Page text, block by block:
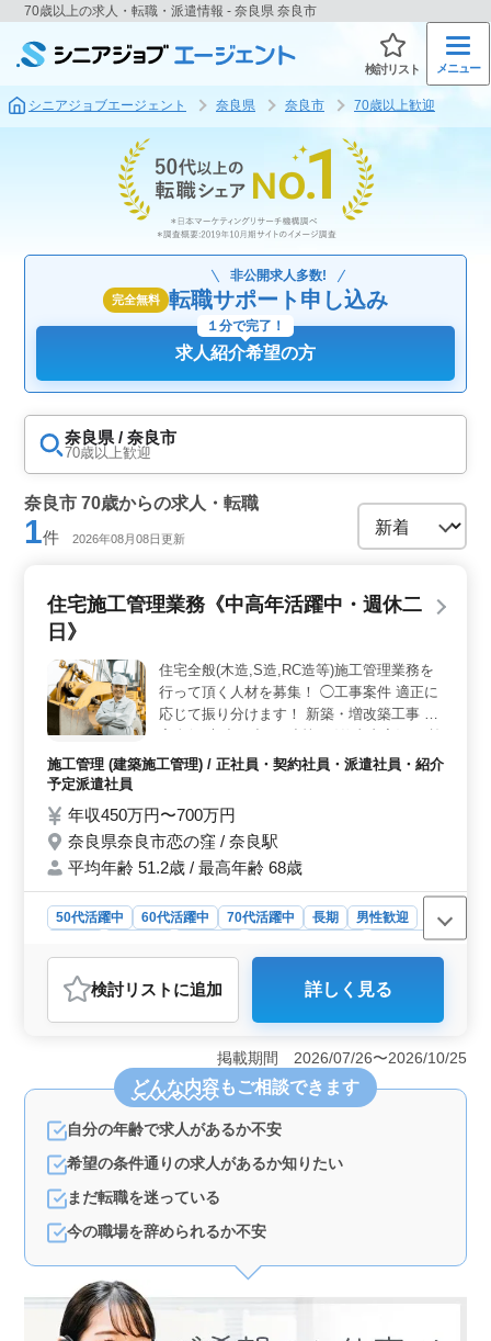
70歳以上の求人・転職・派遣情報 - 奈良県 奈良市
検討リスト メニュー
シニアジョブエージェント 奈良県 奈良市 70歳以上歓迎
完全無料
非公開求人多数!
転職サポート申し込み
求人紹介希望の方
１分で完了！
奈良県 / 奈良市
70歳以上歓迎
奈良市 70歳からの求人・転職
1件 2026年08月08日更新
住宅施工管理業務《中高年活躍中・週休二
日》
住宅全般(木造,S造,RC造等)施工管理業務を
行って頂く人材を募集！ ◯工事案件 適正に
応じて振り分けます！ 新築・増改築工事 住
工管理(品質、安全、工程) ・各種書類作成
打ち合わせ ・その他工事に関する付随業務
基本的に奈良県を中心に就業場所を定めてい
ます。 60代の方も活躍中です。是非ご応募
くださいませ。 ・土日休み。他GWや年末年
始休暇など ・交通費全額支給、マイカー通
勤可能です。
施工管理 (建築施工管理) / 正社員・契約社員・派遣社員・紹介
予定派遣社員
年収450万円〜700万円
奈良県奈良市恋の窪 / 奈良駅
平均年齢 51.2歳 / 最高年齢 68歳
50代活躍中 60代活躍中 70代活躍中 長期
男性歓迎
施工管理
おすすめポイント
＜中高年活躍中＞ 中高年の方々が活躍できる環境であ
り、週に2日の休日を確保できます。年齢やワークライフ
バランスを考慮した働き方をサポートしています。
＜高年収＞ 業務内容に応じて、年収が450万円から700
万円まで設定されています。経験や能力に基づいた公正
な評価が行われることが期待されます。 ＜福利厚生
が充実＞ 健康保険、厚生年金、雇用保険、労災保険な
ど、充実した福利厚生が提供されます。これにより、安
心して働くことができます。
検討リスト に追加 詳しく見る
掲載期間 2026/07/26〜2026/10/25
どんな内容もご相談できます
自分の年齢で求人があるか不安
希望の条件通りの求人があるか知りたい
まだ転職を迷っている
今の職場を辞められるか不安